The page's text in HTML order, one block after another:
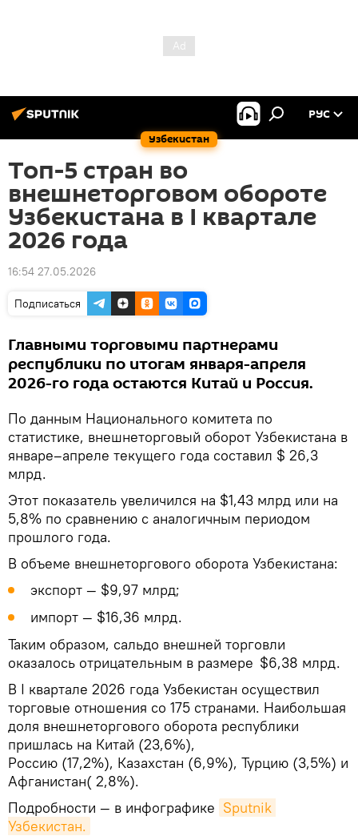
Узбекистан
РУС
Топ-5 стран во
внешнеторговом обороте
Узбекистана в I квартале
2026 года
16:54 27.05.2026
Подписаться
Главными торговыми партнерами
республики по итогам января-апреля
2026-го года остаются Китай и Россия.
По данным Национального комитета по
статистике, внешнеторговый оборот Узбекистана в
январе–апреле текущего года составил $ 26,3
млрд.
Этот показатель увеличился на $1,43 млрд или на
5,8% по сравнению с аналогичным периодом
прошлого года.
В объеме внешнеторгового оборота Узбекистана:
экспорт — $9,97 млрд;
импорт — $16,36 млрд.
Таким образом, сальдо внешней торговли
оказалось отрицательным в размере $6,38 млрд.
В I квартале 2026 года Узбекистан осуществил
торговые отношения со 175 странами. Наибольшая
доля внешнеторгового оборота республики
пришлась на Китай (23,6%),
Россию (17,2%), Казахстан (6,9%), Турцию (3,5%) и
Афганистан( 2,8%).
Подробности — в инфографике Sputnik
Узбекистан.